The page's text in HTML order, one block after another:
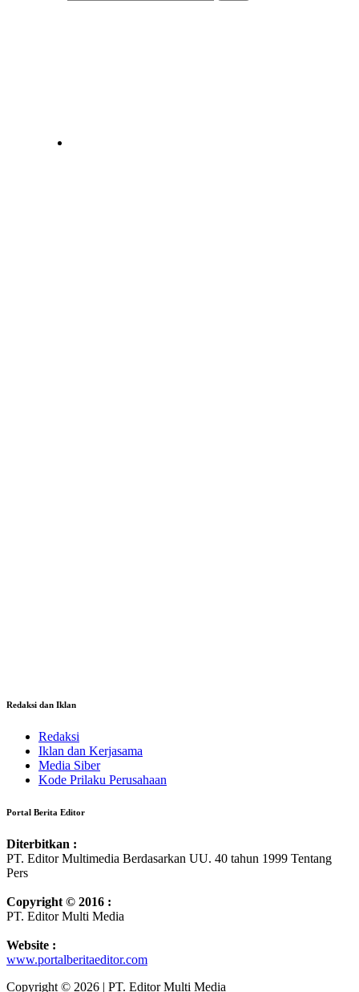
Redaksi dan Iklan
Redaksi
Iklan dan Kerjasama
Media Siber
Kode Prilaku Perusahaan
Portal Berita Editor
Diterbitkan :
PT. Editor Multimedia Berdasarkan UU. 40 tahun 1999 Tentang
Pers
Copyright © 2016 :
PT. Editor Multi Media
Website :
www.portalberitaeditor.com
Copyright © 2026 | PT. Editor Multi Media